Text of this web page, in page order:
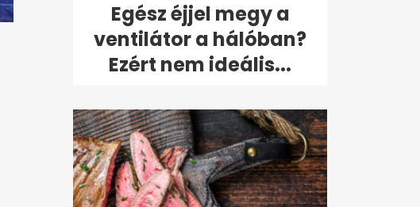
Egész éjjel megy a
ventilátor a hálóban?
Ezért nem ideális...